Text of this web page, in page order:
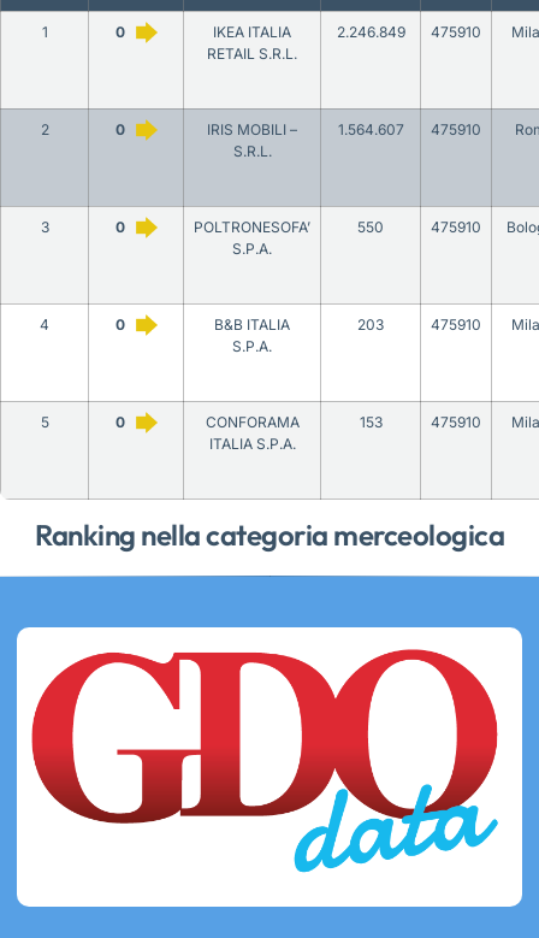
Ranking nella categoria merceologica
1 0
IKEA ITALIA
RETAIL S.R.L.
2.246.849 475910
2 0
IRIS MOBILI –
S.R.L.
1.564.607 475910
3 0
POLTRONESOFA’
S.P.A.
550 475910
4 0
B&B ITALIA
S.P.A.
203 475910
5 0
CONFORAMA
ITALIA S.P.A.
153 475910